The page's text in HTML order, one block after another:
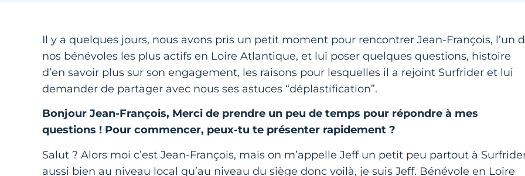
Il y a quelques jours, nous avons pris un petit moment pour rencontrer Jean-François, l’un
nos bénévoles les plus actifs en Loire Atlantique, et lui poser quelques questions, histoire
d’en savoir plus sur son engagement, les raisons pour lesquelles il a rejoint Surfrider et lui
demander de partager avec nous ses astuces “déplastification”.
Bonjour Jean-François, Merci de prendre un peu de temps pour répondre à mes
questions ! Pour commencer, peux-tu te présenter rapidement ?
Salut ? Alors moi c’est Jean-François, mais on m’appelle Jeff un petit peu partout à
aussi bien au niveau local qu’au niveau du siège donc voilà, je suis Jeff. Bénévole en Loire